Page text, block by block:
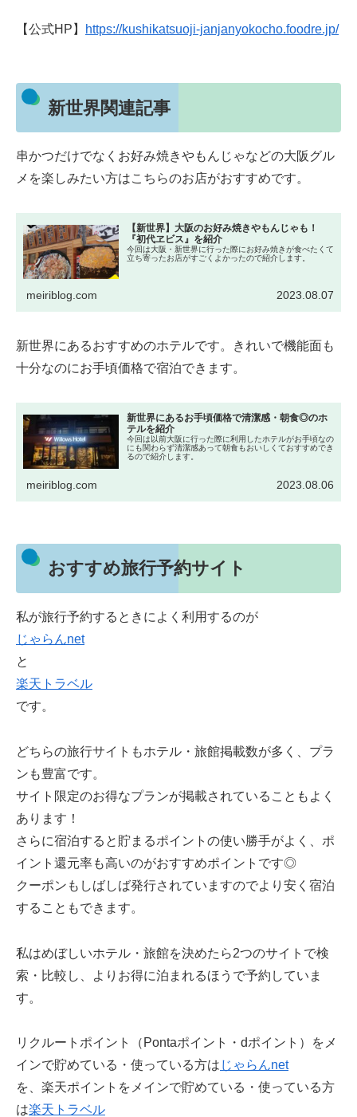
【公式HP】 https://kushikatsuoji-janjanyokocho.foodre.jp/
新世界関連記事
串かつだけでなくお好み焼きやもんじゃなどの大阪グル
メを楽しみたい方はこちらのお店がおすすめです。
【新世界】大阪のお好み焼きやもんじゃも！
『初代ヱビス』を紹介
今回は大阪・新世界に行った際にお好み焼きが食べたくて
立ち寄ったお店がすごくよかったので紹介します。
meiriblog.com 2023.08.07
新世界にあるおすすめのホテルです。きれいで機能面も
十分なのにお手頃価格で宿泊できます。
新世界にあるお手頃価格で清潔感・朝食◎のホ
テルを紹介
今回は以前大阪に行った際に利用したホテルがお手頃なの
にも関わらず清潔感あって朝食もおいしくておすすめでき
るので紹介します。
meiriblog.com 2023.08.06
おすすめ旅行予約サイト
私が旅行予約するときによく利用するのが
じゃらんnet
と
楽天トラベル
です。
どちらの旅行サイトもホテル・旅館掲載数が多く、プラ
ンも豊富です。
サイト限定のお得なプランが掲載されていることもよく
あります！
さらに宿泊すると貯まるポイントの使い勝手がよく、ポ
イント還元率も高いのがおすすめポイントです◎
クーポンもしばしば発行されていますのでより安く宿泊
することもできます。
私はめぼしいホテル・旅館を決めたら2つのサイトで検
索・比較し、よりお得に泊まれるほうで予約していま
す。
リクルートポイント（Pontaポイント・dポイント）をメ
インで貯めている・使っている方は じゃらんnet
を、楽天ポイントをメインで貯めている・使っている方
は楽天トラベル